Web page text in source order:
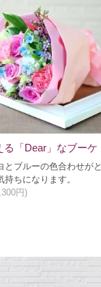
る「Dear」なブーケ
とブルーの色合わせがと
持ちになります。
円)